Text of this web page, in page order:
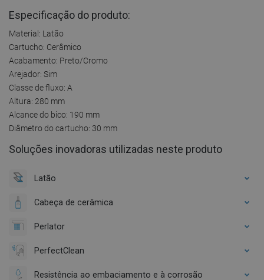
Especificação do produto:
Material: Latão
Cartucho: Cerâmico
Acabamento: Preto/Cromo
Arejador: Sim
Classe de fluxo: A
Altura: 280 mm
Alcance do bico: 190 mm
Diâmetro do cartucho: 30 mm
Soluções inovadoras utilizadas neste produto
Latão
Cabeça de cerâmica
Perlator
PerfectClean
Resistência ao embaciamento e à corrosão